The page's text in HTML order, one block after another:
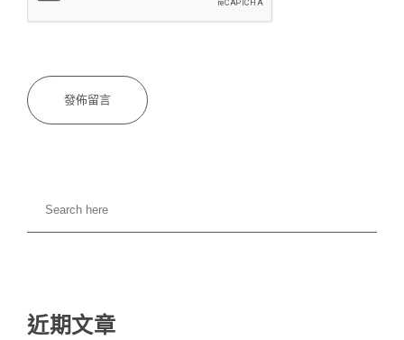
近期文章